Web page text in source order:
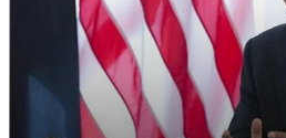
ξεκαθαρίσει η παραμονή του ή